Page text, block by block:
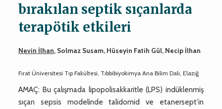
bırakılan septik sıçanlarda
terapötik etkileri
Nevin İlhan, Solmaz Susam, Hüseyin Fatih Gül, Necip İlhan
Fırat Üniversitesi Tıp Fakültesi, Tıbbibiyokimya Ana Bilim Dalı, Elazığ
AMAÇ: Bu çalışmada lipopolisakkaritle (LPS) indüklenmiş
sıçan sepsis modelinde talidomid ve etanersept’in